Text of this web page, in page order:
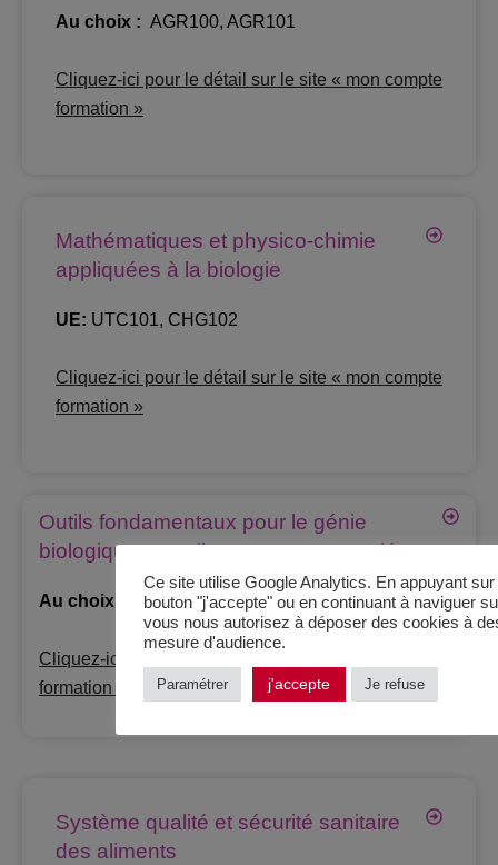
Au choix : AGR100, AGR101
Cliquez-ici pour le détail sur le site « mon compte
formation »
Mathématiques et physico-chimie
appliquées à la biologie
UE: UTC101, CHG102
Cliquez-ici pour le détail sur le site « mon compte
formation »
Outils fondamentaux pour le génie
biologique et outils connexes associés
Au choix : UTC702, UTC704
Cliquez-ici pour le détail sur le site « mon compte
formation »
Système qualité et sécurité sanitaire
des aliments
Ce site utilise Google Analytics. En appuyant sur
bouton "j'accepte" ou en continuant à naviguer
vous nous autorisez à déposer des cookies à
mesure d'audience.
Paramétrer j'accepte Je refuse